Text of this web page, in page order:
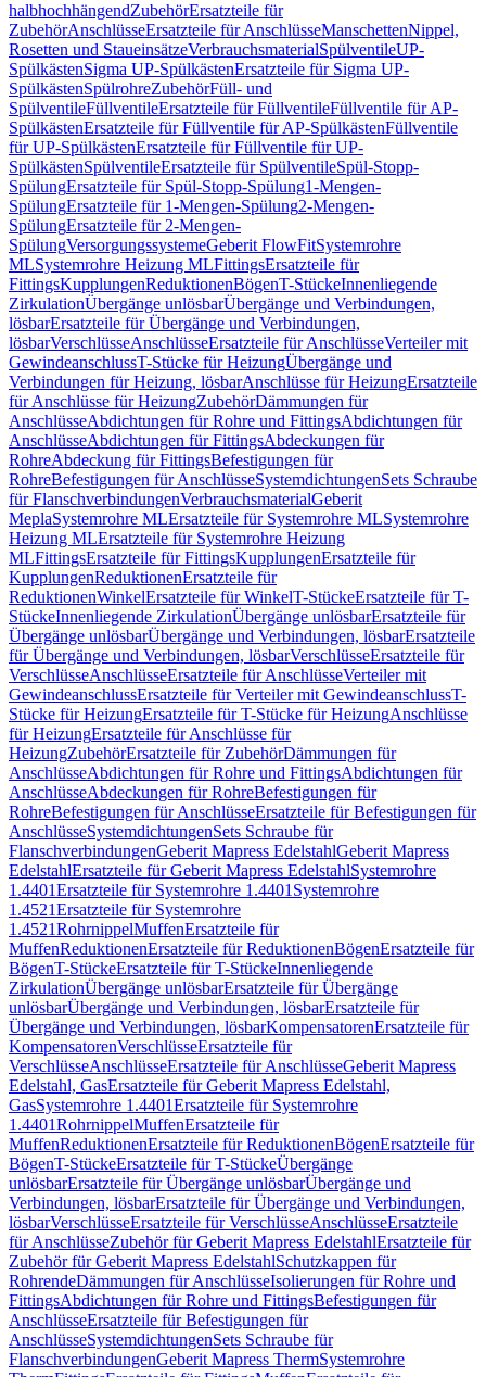
halbhochhängendZubehörErsatzteile für
ZubehörAnschlüsseErsatzteile für AnschlüsseManschettenNippel,
Rosetten und StaueinsätzeVerbrauchsmaterialSpülventileUP-
SpülkästenSigma UP-SpülkästenErsatzteile für Sigma UP-
SpülkästenSpülrohreZubehörFüll- und
SpülventileFüllventileErsatzteile für FüllventileFüllventile für AP-
SpülkästenErsatzteile für Füllventile für AP-SpülkästenFüllventile
für UP-SpülkästenErsatzteile für Füllventile für UP-
SpülkästenSpülventileErsatzteile für SpülventileSpül-Stopp-
SpülungErsatzteile für Spül-Stopp-Spülung1-Mengen-
SpülungErsatzteile für 1-Mengen-Spülung2-Mengen-
SpülungErsatzteile für 2-Mengen-
SpülungVersorgungssystemeGeberit FlowFitSystemrohre
MLSystemrohre Heizung MLFittingsErsatzteile für
FittingsKupplungenReduktionenBögenT-StückeInnenliegende
ZirkulationÜbergänge unlösbarÜbergänge und Verbindungen,
lösbarErsatzteile für Übergänge und Verbindungen,
lösbarVerschlüsseAnschlüsseErsatzteile für AnschlüsseVerteiler mit
GewindeanschlussT-Stücke für HeizungÜbergänge und
Verbindungen für Heizung, lösbarAnschlüsse für HeizungErsatzteile
für Anschlüsse für HeizungZubehörDämmungen für
AnschlüsseAbdichtungen für Rohre und FittingsAbdichtungen für
AnschlüsseAbdichtungen für FittingsAbdeckungen für
RohreAbdeckung für FittingsBefestigungen für
RohreBefestigungen für AnschlüsseSystemdichtungenSets Schraube
für FlanschverbindungenVerbrauchsmaterialGeberit
MeplaSystemrohre MLErsatzteile für Systemrohre MLSystemrohre
Heizung MLErsatzteile für Systemrohre Heizung
MLFittingsErsatzteile für FittingsKupplungenErsatzteile für
KupplungenReduktionenErsatzteile für
ReduktionenWinkelErsatzteile für WinkelT-StückeErsatzteile für T-
StückeInnenliegende ZirkulationÜbergänge unlösbarErsatzteile für
Übergänge unlösbarÜbergänge und Verbindungen, lösbarErsatzteile
für Übergänge und Verbindungen, lösbarVerschlüsseErsatzteile für
VerschlüsseAnschlüsseErsatzteile für AnschlüsseVerteiler mit
GewindeanschlussErsatzteile für Verteiler mit GewindeanschlussT-
Stücke für HeizungErsatzteile für T-Stücke für HeizungAnschlüsse
für HeizungErsatzteile für Anschlüsse für
HeizungZubehörErsatzteile für ZubehörDämmungen für
AnschlüsseAbdichtungen für Rohre und FittingsAbdichtungen für
AnschlüsseAbdeckungen für RohreBefestigungen für
RohreBefestigungen für AnschlüsseErsatzteile für Befestigungen für
AnschlüsseSystemdichtungenSets Schraube für
FlanschverbindungenGeberit Mapress EdelstahlGeberit Mapress
EdelstahlErsatzteile für Geberit Mapress EdelstahlSystemrohre
1.4401Ersatzteile für Systemrohre 1.4401 Systemrohre
1.4521Ersatzteile für Systemrohre
1.4521RohrnippelMuffenErsatzteile für
MuffenReduktionenErsatzteile für ReduktionenBögenErsatzteile für
BögenT-StückeErsatzteile für T-StückeInnenliegende
ZirkulationÜbergänge unlösbarErsatzteile für Übergänge
unlösbarÜbergänge und Verbindungen, lösbarErsatzteile für
Übergänge und Verbindungen, lösbarKompensatorenErsatzteile für
KompensatorenVerschlüsseErsatzteile für
VerschlüsseAnschlüsseErsatzteile für AnschlüsseGeberit Mapress
Edelstahl, GasErsatzteile für Geberit Mapress Edelstahl,
GasSystemrohre 1.4401Ersatzteile für Systemrohre
1.4401RohrnippelMuffenErsatzteile für
MuffenReduktionenErsatzteile für ReduktionenBögenErsatzteile für
BögenT-StückeErsatzteile für T-StückeÜbergänge
unlösbarErsatzteile für Übergänge unlösbarÜbergänge und
Verbindungen, lösbarErsatzteile für Übergänge und Verbindungen,
lösbarVerschlüsseErsatzteile für VerschlüsseAnschlüsseErsatzteile
für AnschlüsseZubehör für Geberit Mapress EdelstahlErsatzteile für
Zubehör für Geberit Mapress EdelstahlSchutzkappen für
RohrendeDämmungen für AnschlüsseIsolierungen für Rohre und
FittingsAbdichtungen für Rohre und FittingsBefestigungen für
AnschlüsseErsatzteile für Befestigungen für
AnschlüsseSystemdichtungenSets Schraube für
FlanschverbindungenGeberit Mapress ThermSystemrohre